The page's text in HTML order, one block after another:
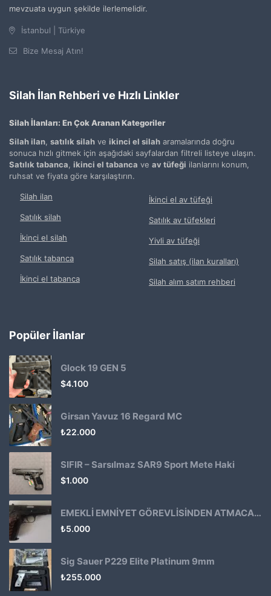
mevzuata uygun şekilde ilerlemelidir.
İstanbul | Türkiye
Bize Mesaj Atın!
Silah İlan Rehberi ve Hızlı Linkler
Silah İlanları: En Çok Aranan Kategoriler
Silah ilan satılık silah ve ikinci el silah aramalarında doğru
sonuca hızlı gitmek için aşağıdaki sayfalardan filtreli listeye ulaşın.
Satılık tabanca ikinci el tabanca ve av tüfeği ilanlarını konum,
ruhsat ve fiyata göre karşılaştırın.
Silah ilan
Satılık silah
İkinci el silah
Satılık tabanca
İkinci el tabanca
İkinci el av tüfeği
Satılık av tüfekleri
Yivli av tüfeği
Silah satış (ilan kuralları)
Silah alım satım rehberi
Popüler İlanlar
Glock 19 GEN 5
$4.100
Girsan Yavuz 16 Regard MC
₺22.000
SIFIR – Sarsılmaz SAR9 Sport Mete Haki
$1.000
EMEKLİ EMNİYET GÖREVLİSİNDEN ATMACA 53 KLASİK14
₺5.000
Sig Sauer P229 Elite Platinum 9mm
₺255.000